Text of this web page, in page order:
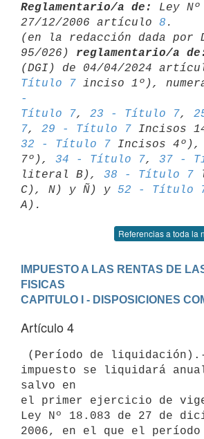
Reglamentario/a de:
Ley
27/12/2006 artículo 8 .
(en la redacción dada por
95/026) reglamentario/a
(DGI) de 04/04/2024
Título 7 inciso 1º),
-
Título 7, 23 - Título 7,
7, 29 - Título 7 Incisos
32 - Título 7 Incisos
7º), 34 - Título 7, 37 -
literal B), 38 - Título 7
C), N) y Ñ) y 52 - Título
Referencias a toda la
IMPUESTO A LAS RENTAS DE
FISICAS
CAPITULO I - DISPOSICIONES
Artículo 4
impuesto se liquidará
salvo en
el primer ejercicio de
Ley Nº 18.083 de 27 de
2006, en el que el período